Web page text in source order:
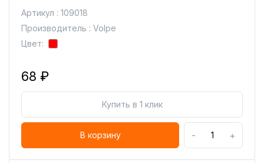
Артикул : 109018
Производитель : Volpe
Цвет:
68 ₽
Купить в 1 клик
В корзину - +